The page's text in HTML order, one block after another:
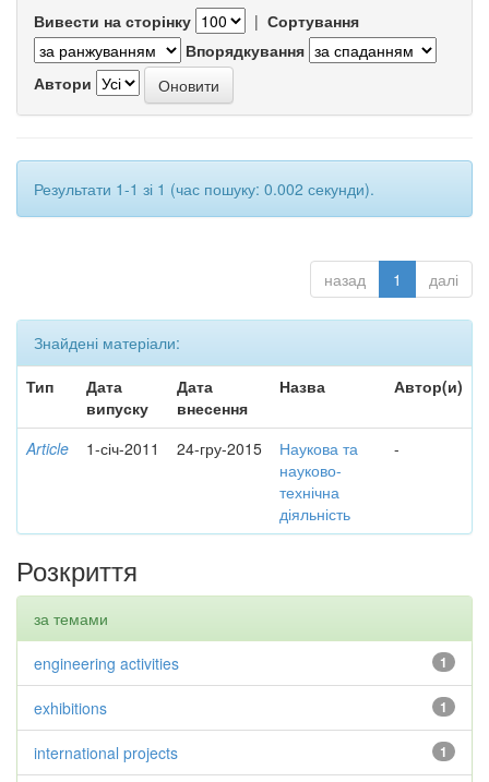
Вивести на сторінку | Сортування
Впорядкування
Автори
Результати 1-1 зі 1 (час пошуку: 0.002 секунди).
назад 1 далі
Знайдені матеріали:
Тип
Дата
випуску
Дата
внесення
Назва Автор(и)
Article 1-січ-2011 24-гру-2015
Наукова та
науково-
технічна
діяльність
-
Розкриття
за темами
1
engineering activities
1
exhibitions
1
international projects